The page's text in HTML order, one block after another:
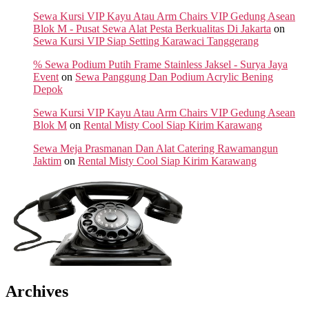
Sewa Kursi VIP Kayu Atau Arm Chairs VIP Gedung Asean
Blok M - Pusat Sewa Alat Pesta Berkualitas Di Jakarta on
Sewa Kursi VIP Siap Setting Karawaci Tanggerang
% Sewa Podium Putih Frame Stainless Jaksel - Surya Jaya
Event on Sewa Panggung Dan Podium Acrylic Bening
Depok
Sewa Kursi VIP Kayu Atau Arm Chairs VIP Gedung Asean
Blok M on Rental Misty Cool Siap Kirim Karawang
Sewa Meja Prasmanan Dan Alat Catering Rawamangun
Jaktim on Rental Misty Cool Siap Kirim Karawang
Archives